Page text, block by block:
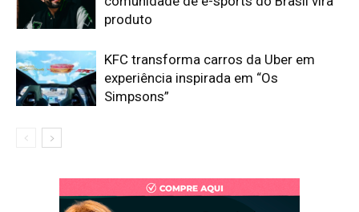
produto
KFC transforma carros da Uber em
experiência inspirada em “Os
Simpsons”